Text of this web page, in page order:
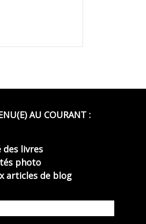
AU COURANT :
livres
photo
articles de blog